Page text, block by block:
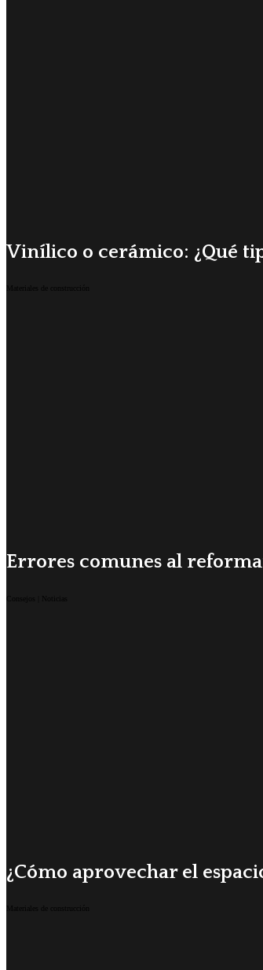
Vinílico o cerámico: ¿Qué
Materiales de construcción
Errores comunes al
Consejos | Noticias
¿Cómo aprovechar el
Materiales de construcción